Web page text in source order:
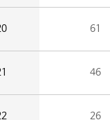
61
46
26